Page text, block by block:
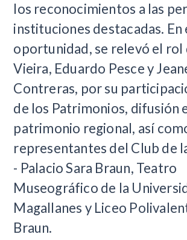
los reconocimientos a las
instituciones destacadas. En
oportunidad, se relevó el rol
Vieira, Eduardo Pesce y
Contreras, porsu
de los Patrimonios, difusión
patrimonio regional, así
representantes del Club de
- Palacio Sara Braun, Teatro
Museográfico de la
Magallanes yLiceo
Braun.